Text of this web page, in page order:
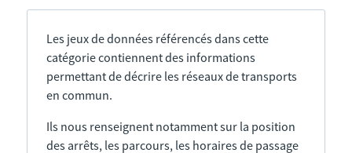
Les jeux de données référencés dans cette
catégorie contiennent des informations
permettant de décrire les réseaux de transports
en commun.
Ils nous renseignent notamment sur la position
des arrêts, les parcours, les horaires de passage